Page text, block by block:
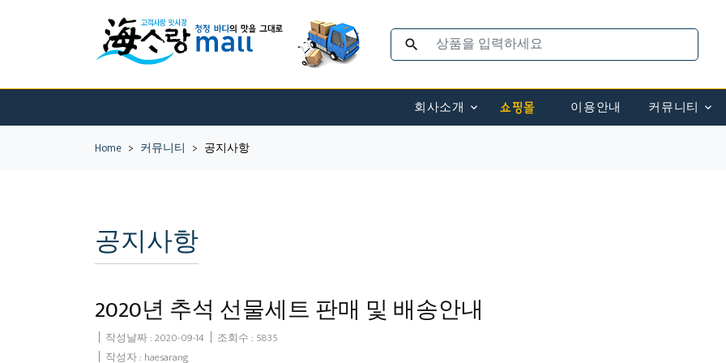
search
회사소개 쇼핑몰 이용안내 커뮤니티
Home > 커뮤니티 > 공지사항
공지사항
2020년 추석 선물세트 판매 및 배송안내
작성날짜 :2020-09-14
조회수 : 5835
작성자 : haesarang